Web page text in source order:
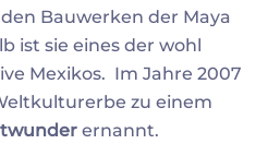
Bauwerken der Maya
ist sie eines der wohl
Mexikos. Im Jahre 2007
zu einem
ernannt.